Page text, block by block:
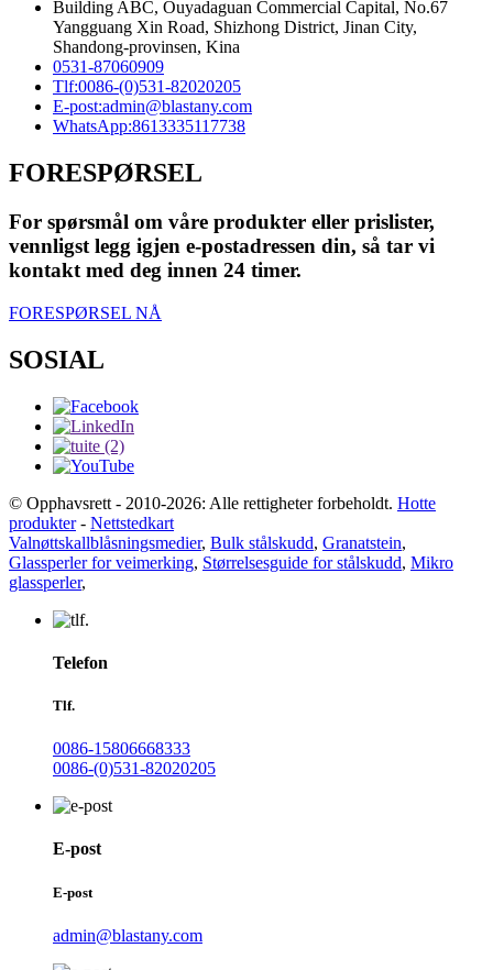
Building ABC, Ouyadaguan Commercial Capital, No.67
Yangguang Xin Road, Shizhong District, Jinan City,
Shandong-provinsen, Kina
0531-87060909
Tlf:0086-(0)531-82020205
E-post:admin@blastany.com
WhatsApp:8613335117738
FORESPØRSEL
For spørsmål om våre produkter eller prislister,
vennligst legg igjen e-postadressen din, så tar vi
kontakt med deg innen 24 timer.
FORESPØRSEL NÅ
SOSIAL
© Opphavsrett - 2010-2026: Alle rettigheter forbeholdt. Hotte
produkter- Nettstedkart
Valnøttskallblåsningsmedier, Bulk stålskudd, Granatstein,
Glassperler for veimerking, Størrelsesguide for stålskudd, Mikro
glassperler,
Telefon
Tlf.
0086-15806668333
0086-(0)531-82020205
E-post
E-post
admin@blastany.com